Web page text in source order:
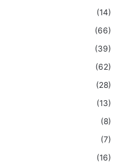
(14)
(66)
(39)
(62)
(28)
(13)
(8)
(7)
(16)